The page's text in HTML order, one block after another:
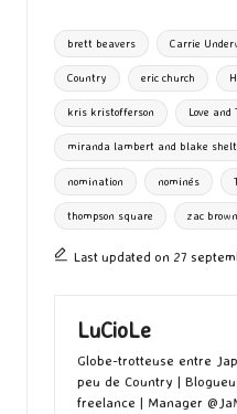
o
o
k
d
o
n
l
ta
g
er
Tags:
brett beavers Carrie
Country eric church
kris kristofferson Love and
miranda lambert and blake
nomination nominés
thompson square zac
Last updated on 27
LuCioLe
Globe-trotteuse entre
peu de Country |
freelance | Manager